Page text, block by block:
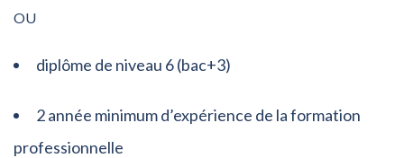
OU
diplôme de niveau 6 (bac+3)
2 année minimum d’expérience de la formation
professionnelle